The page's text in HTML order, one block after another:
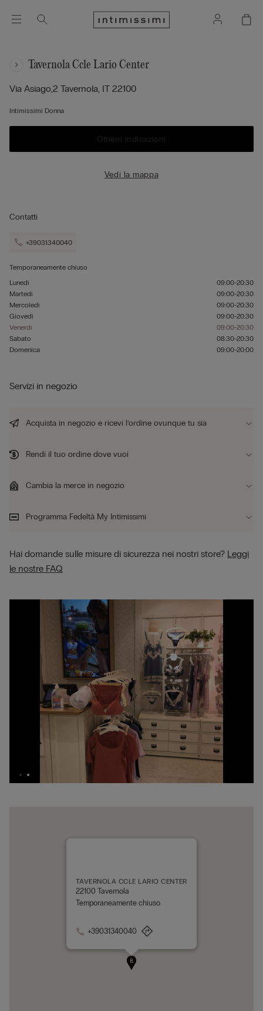
Tavernola Ccle Lario Center
Via Asiago,2 Tavernola, IT 22100
Intimissimi Donna
Ottieni indicazioni
Vedi la mappa
Contatti
+39031340040
Temporaneamente chiuso
Lunedì
09:00-20:30
Martedì
09:00-20:30
Mercoledì
09:00-20:30
Giovedì
09:00-20:30
Venerdì
09:00-20:30
Sabato
08:30-20:30
Domenica
09:00-20:00
A
B
TAVERNOLA CCLE LARIO CENTER
22100 Tavernola
Temporaneamente chiuso
+39031340040
Servizi in negozio
Acquista in negozio e ricevi l’ordine ovunque tu sia
Rendi il tuo ordine dove vuoi
Cambia la merce in negozio
Programma Fedeltà My Intimissimi
Hai domande sulle misure di sicurezza nei nostri store? Leggi
le nostre FAQ